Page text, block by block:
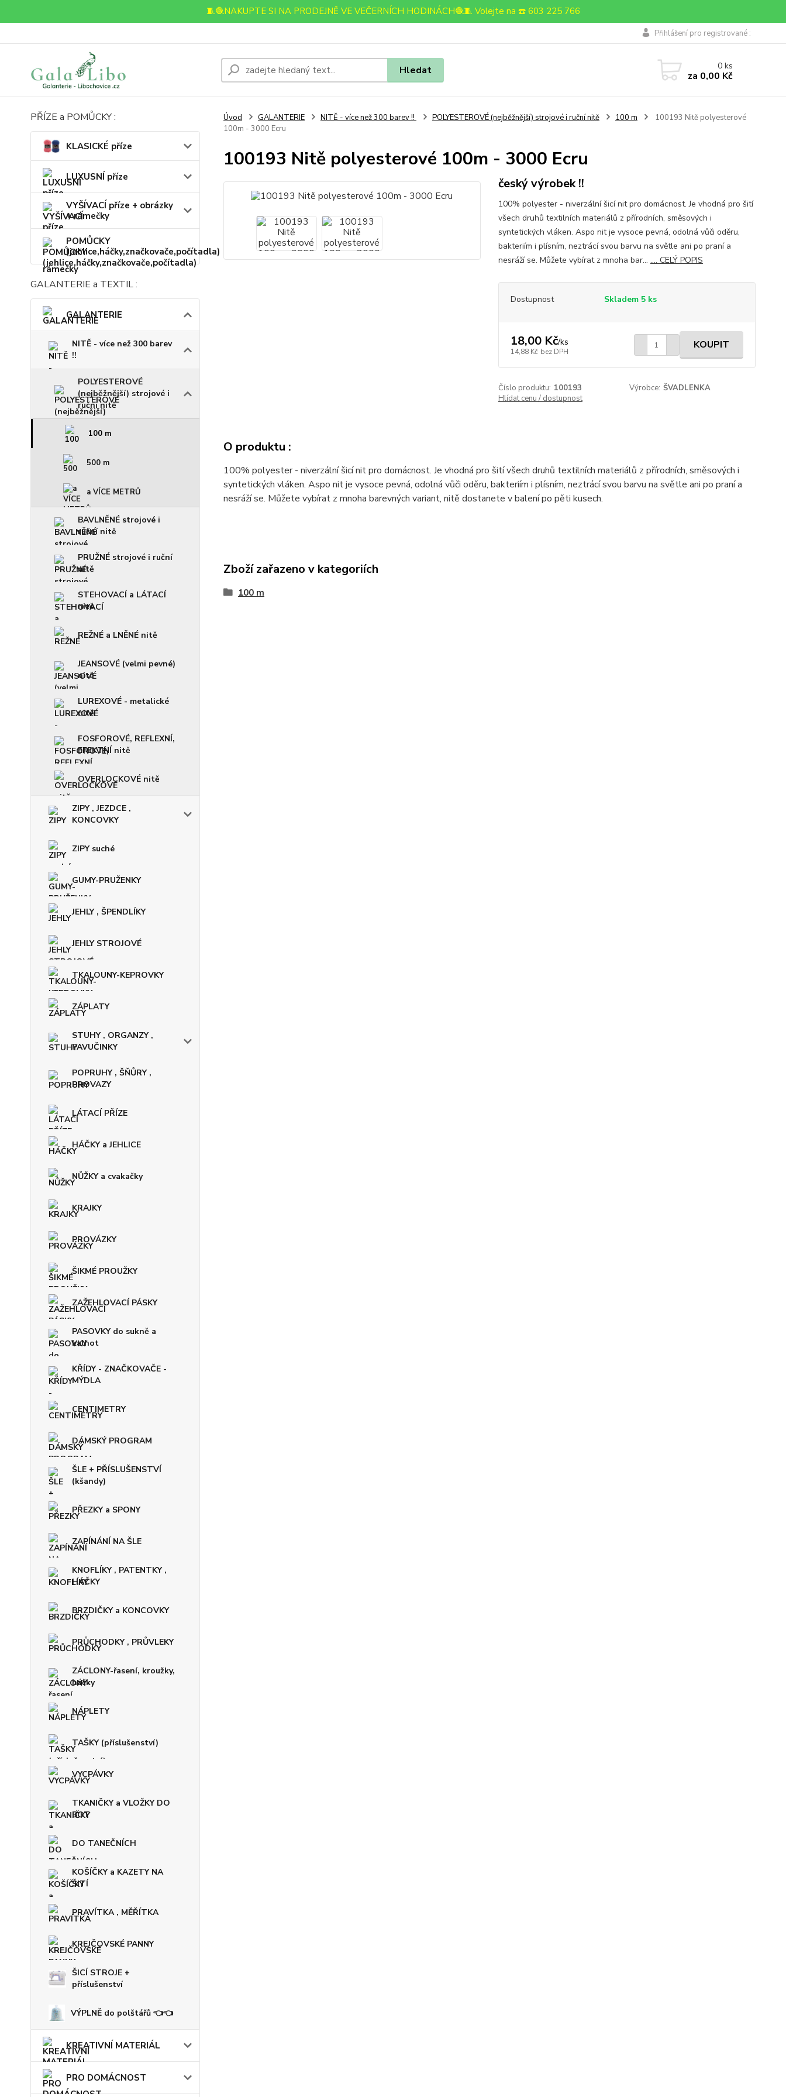
🧵🧶NAKUPTE SI NA PRODEJNĚ VE VEČERNÍCH HODINÁCH🧶🧵 Volejte na ☎️ 603 225 766
Přihlášení pro registrované :
Hledat 0ks
za 0,00 Kč
PŘÍZE a POMŮCKY :
KLASICKÉ příze
LUXUSNÍ příze
VYŠÍVACÍ příze + obrázky
+ rámečky
POMŮCKY
(jehlice,háčky,značkovače,počítadla)
GALANTERIE a TEXTIL :
GALANTERIE
NITĚ - více než 300 barev
!!
POLYESTEROVÉ
(nejběžnější) strojové i
ruční nitě
100 m
500 m
a VÍCE METRŮ
BAVLNĚNÉ strojové i
ruční nitě
PRUŽNÉ strojové i ruční
nitě
STEHOVACÍ a LÁTACÍ
nitě
REŽNÉ a LNĚNÉ nitě
JEANSOVÉ (velmi pevné)
nitě
LUREXOVÉ - metalické
nitě
FOSFOROVÉ, REFLEXNÍ,
EFEKTNÍ nitě
OVERLOCKOVÉ nitě
ZIPY , JEZDCE ,
KONCOVKY
ZIPY suché
GUMY-PRUŽENKY
JEHLY , ŠPENDLÍKY
JEHLY STROJOVÉ
TKALOUNY-KEPROVKY
ZÁPLATY
STUHY , ORGANZY ,
PAVUČINKY
POPRUHY , ŠŇŮRY ,
PROVAZY
LÁTACÍ PŘÍZE
HÁČKY a JEHLICE
NŮŽKY a cvakačky
KRAJKY
PROVÁZKY
ŠIKMÉ PROUŽKY
ZAŽEHLOVACÍ PÁSKY
PASOVKY do sukně a
kalhot
KŘÍDY - ZNAČKOVAČE -
MÝDLA
CENTIMETRY
DÁMSKÝ PROGRAM
ŠLE + PŘÍSLUŠENSTVÍ
(kšandy)
PŘEZKY a SPONY
ZAPÍNÁNÍ NA ŠLE
KNOFLÍKY , PATENTKY ,
HÁČKY
BRZDIČKY a KONCOVKY
PRŮCHODKY , PRŮVLEKY
ZÁCLONY-řasení, kroužky,
háčky
NÁPLETY
TAŠKY (příslušenství)
VYCPÁVKY
TKANIČKY a VLOŽKY DO
BOT
DO TANEČNÍCH
KOŠÍČKY a KAZETY NA
ŠITÍ
PRAVÍTKA , MĚŘÍTKA
KREJČOVSKÉ PANNY
ŠICÍ STROJE +
příslušenství
VÝPLNĚ do polštářů 👈👈
KREATIVNÍ MATERIÁL
PRO DOMÁCNOST
Úvod GALANTERIE NITĚ - více než 300 barev !! POLYESTEROVÉ (nejběžnější) strojové i ruční nitě 100 m
100193 Nitě polyesterové
100m - 3000 Ecru
100193 Nitě polyesterové 100m - 3000 Ecru
český výrobek !!
100% polyester - niverzální šicí nit pro domácnost. Je vhodná pro šití
všech druhů textilních materiálů z přírodních, směsových i
syntetických vláken. Aspo nit je vysoce pevná, odolná vůči oděru,
bakteriím i plísním, neztrácí svou barvu na světle ani po praní a
nesráží se. Můžete vybírat z mnoha bar... .... CELÝ POPIS
Dostupnost Skladem 5 ks
18,00 Kč/ks
14,88 Kč bez DPH
KOUPIT
Číslo produktu: 100193 Výrobce: ŠVADLENKA
Hlídat cenu / dostupnost
O produktu :
100% polyester - niverzální šicí nit pro domácnost. Je vhodná pro šití všech druhů textilních materiálů z přírodních, směsových i
syntetických vláken. Aspo nit je vysoce pevná, odolná vůči oděru, bakteriím i plísním, neztrácí svou barvu na světle ani po praní a
nesráží se. Můžete vybírat z mnoha barevných variant, nitě dostanete v balení po pěti kusech.
Zboží zařazeno v kategoriích
100 m